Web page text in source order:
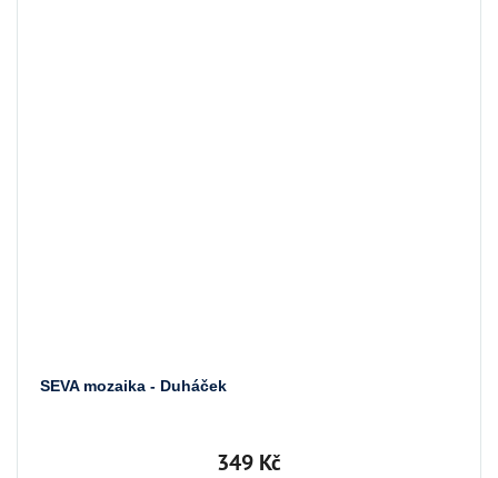
SEVA mozaika - Duháček
349 Kč